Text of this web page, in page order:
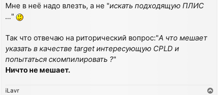
Мне в неё надо влезть, а не "искать подходящую ПЛИС
..."
Так что отвечаю на риторический вопрос:"А что мешает
указать в качестве target интересующую CPLD и
попытаться скомпилировать ?"
Ничто не мешает.
iLavr